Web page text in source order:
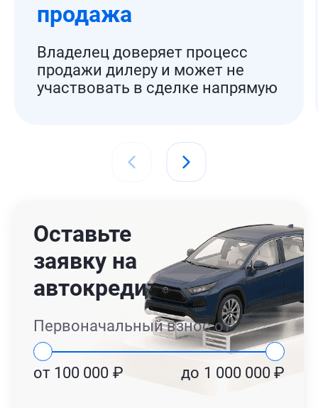
продажа
Владелец доверяет процесс
продажи дилеру и может не
участвовать в сделке напрямую
Оставьте
заявку на
автокредит
Первоначальный взнос от
от 100 000 ₽ до 1 000 000 ₽